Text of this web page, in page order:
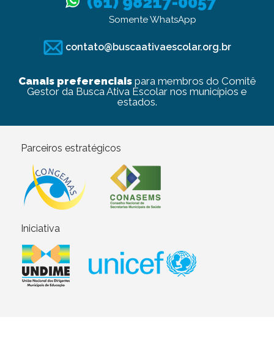
Somente WhatsApp
contato@buscaativaescolar.org.br
Canais preferenciaispara membros do Comitê
Gestor da Busca Ativa Escolar nos municípios e
estados.
Parceiros estratégicos
Iniciativa